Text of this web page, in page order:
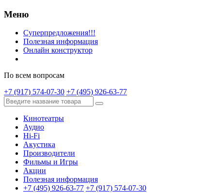
Меню
Суперпредложения!!!
Полезная информация
Онлайн конструктор
По всем вопросам
+7 (917) 574-07-30 +7 (495) 926-63-77
Кинотеатры
Аудио
Hi-Fi
Акустика
Производители
Фильмы и Игры
Акции
Полезная информация
+7 (495) 926-63-77 +7 (917) 574-07-30